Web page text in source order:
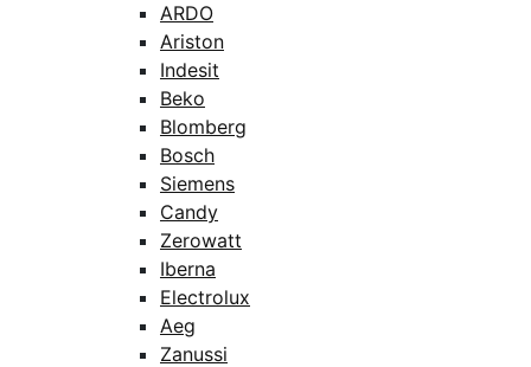
ARDO
Ariston
Indesit
Beko
Blomberg
Bosch
Siemens
Candy
Zerowatt
Iberna
Electrolux
Aeg
Zanussi